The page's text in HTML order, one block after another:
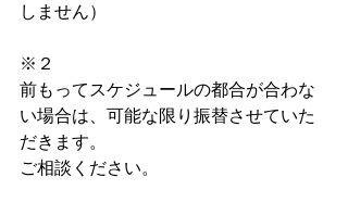
しません）
※２
前もってスケジュールの都合が合わな
い場合は、可能な限り振替させていた
だきます。
ご相談ください。